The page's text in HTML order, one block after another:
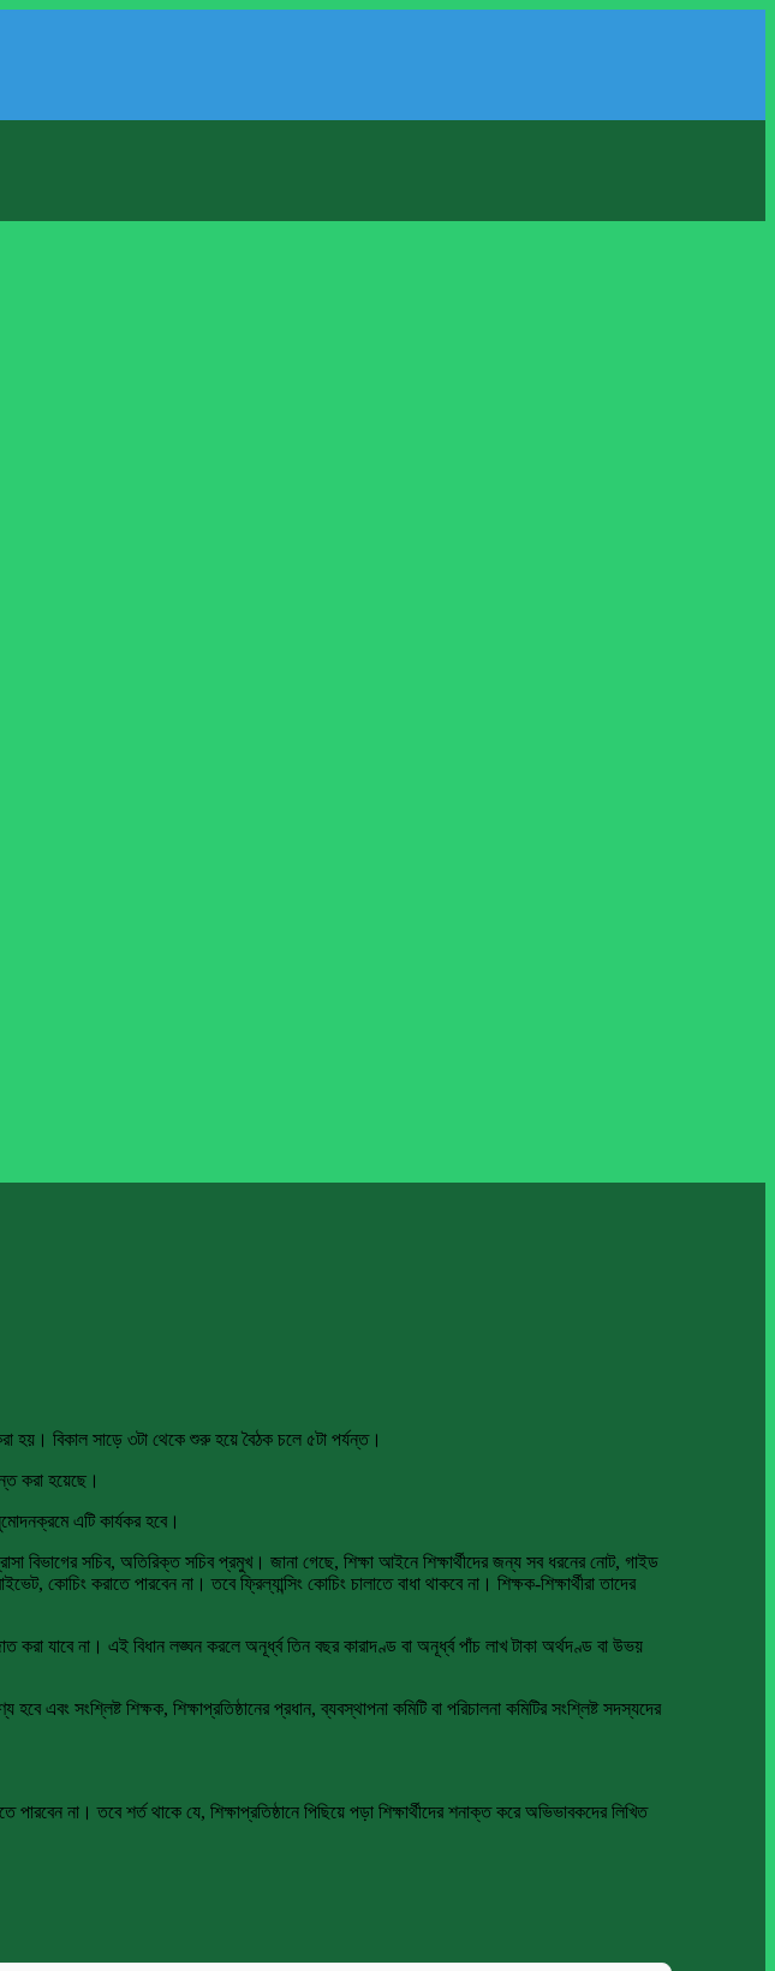
হয়। বিকাল সাড়ে ৩টা থেকে শুরু হয়ে বৈঠক চলে ৫টা পর্যন্ত।
করা হয়েছে।
এটি কার্যকর হবে।
বিভাগের সচিব, অতিরিক্ত সচিব প্রমুখ। জানা গেছে, শিক্ষা আইনে শিক্ষার্থীদের জন্য সব ধরনের নোট, গাইড
কোচিং করাতে পারবেন না। তবে ফ্রিল্যান্সিং কোচিং চালাতে বাধা থাকবে না। শিক্ষক-শিক্ষার্থীরা তাদের
যাবে না। এই বিধান লঙ্ঘন করলে অনূর্ধ্ব তিন বছর কারাদণ্ড বা অনূর্ধ্ব পাঁচ লাখ টাকা অর্থদণ্ড বা উভয়
এবং সংশ্লিষ্ট শিক্ষক, শিক্ষাপ্রতিষ্ঠানের প্রধান, ব্যবস্থাপনা কমিটি বা পরিচালনা কমিটির সংশ্লিষ্ট সদস্যদের
না। তবে শর্ত থাকে যে, শিক্ষাপ্রতিষ্ঠানে পিছিয়ে পড়া শিক্ষার্থীদের শনাক্ত করে অভিভাবকদের লিখিত